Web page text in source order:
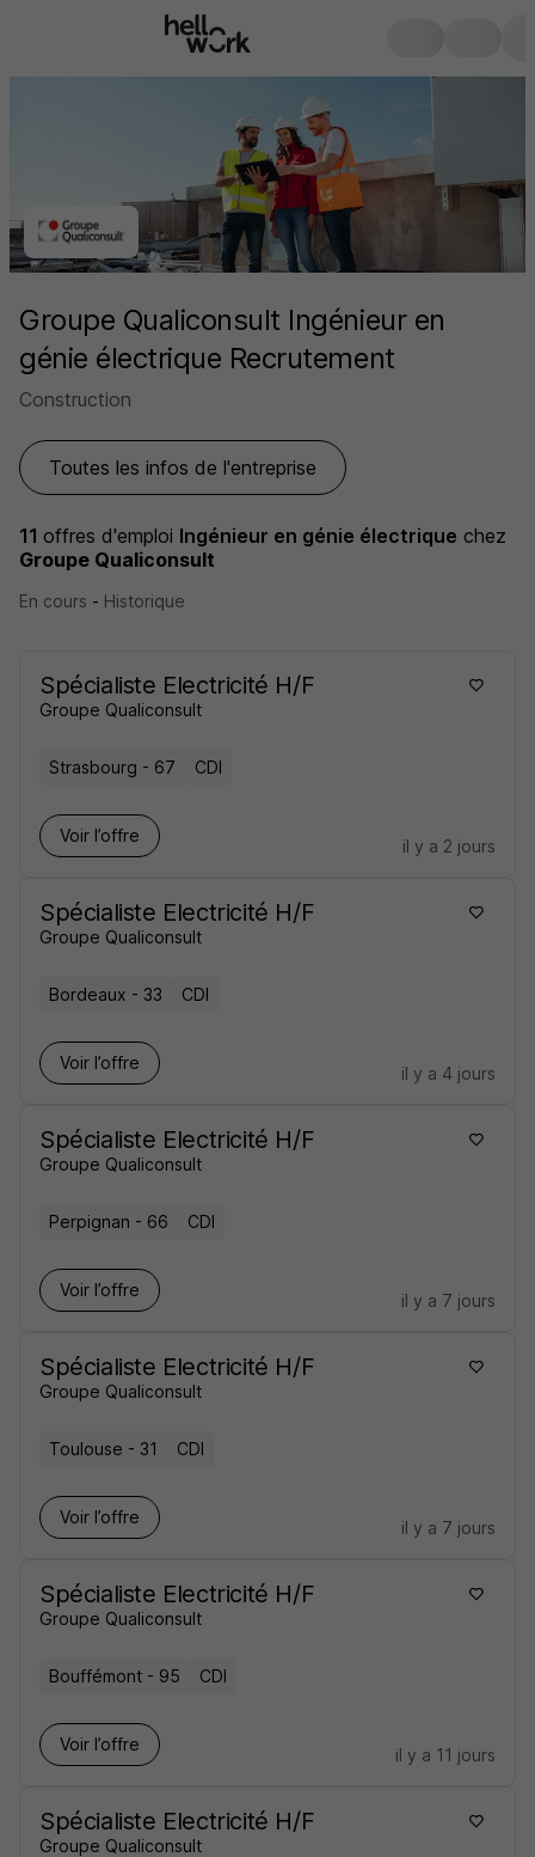
Groupe Qualiconsult Ingénieur en
génie électrique Recrutement
Construction
Toutes les infos de l'entreprise
11 offres d'emploi Ingénieur en génie électrique chez
Groupe Qualiconsult
En cours - Historique
Spécialiste Electricité H/F
Groupe Qualiconsult
Strasbourg - 67 CDI
Voir l’offre
il y a 2 jours
Spécialiste Electricité H/F
Groupe Qualiconsult
Bordeaux - 33 CDI
Voir l’offre
il y a 4 jours
Spécialiste Electricité H/F
Groupe Qualiconsult
Perpignan - 66 CDI
Voir l’offre
il y a 7 jours
Spécialiste Electricité H/F
Groupe Qualiconsult
Toulouse - 31 CDI
Voir l’offre
il y a 7 jours
Spécialiste Electricité H/F
Groupe Qualiconsult
Bouffémont - 95 CDI
Voir l’offre
il y a 11 jours
Spécialiste Electricité H/F
Groupe Qualiconsult